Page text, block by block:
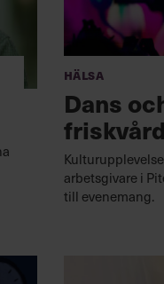
Hälsa
Dans
friskvård
arbetsgivare i
till evenemang.